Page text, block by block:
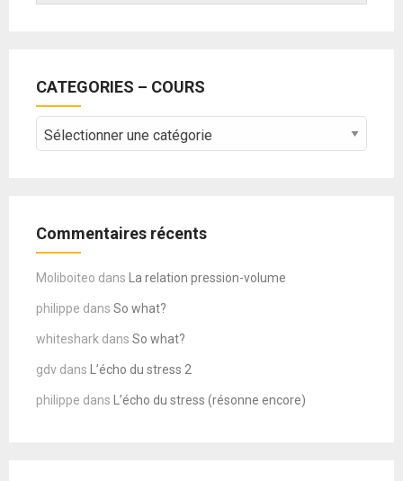
CATEGORIES – COURS
–
Commentaires récents
Moliboiteo dans La relation pression-volume
philippe dans So what?
whiteshark dans So what?
gdv dans L’écho du stress 2
philippe dans L’écho du stress (résonne encore)